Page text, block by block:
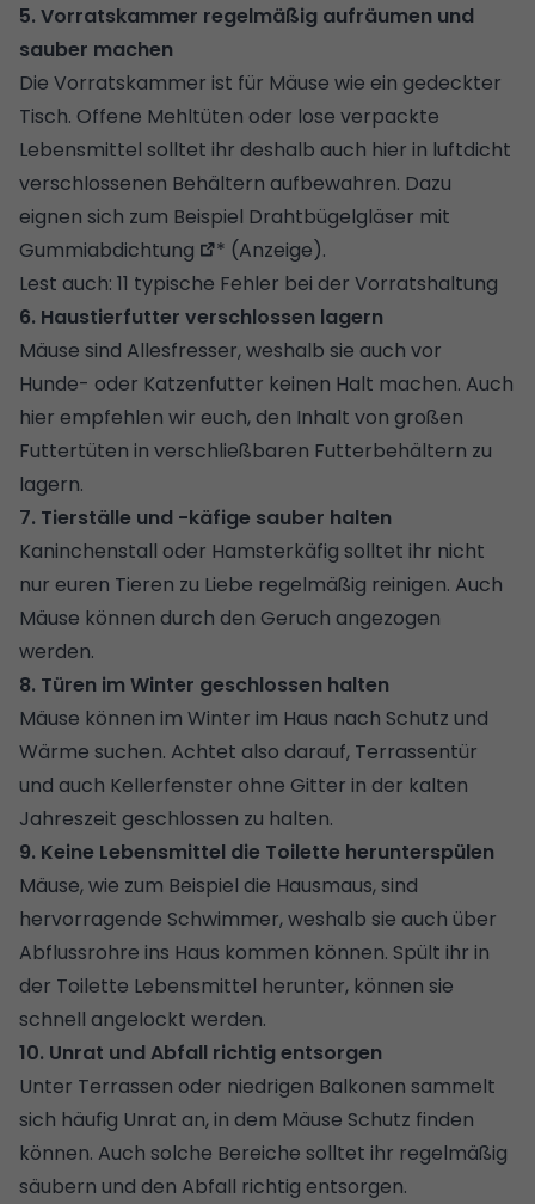
5. Vorratskammer regelmäßig aufräumen und
sauber machen
Die Vorratskammer ist für Mäuse wie ein gedeckter
Tisch. Offene Mehltüten oder lose verpackte
Lebensmittel solltet ihr deshalb auch hier in luftdicht
verschlossenen Behältern aufbewahren. Dazu
eignen sich zum Beispiel Drahtbügelgläser mit
Gummiabdichtung
* (Anzeige).
Lest auch: 11 typische Fehler bei der Vorratshaltung
6. Haustierfutter verschlossen lagern
Mäuse sind Allesfresser, weshalb sie auch vor
Hunde- oder Katzenfutter keinen Halt machen. Auch
hier empfehlen wir euch, den Inhalt von großen
Futtertüten in verschließbaren Futterbehältern zu
lagern.
7. Tierställe und -käfige sauber halten
Kaninchenstall oder Hamsterkäfig solltet ihr nicht
nur euren Tieren zu Liebe regelmäßig reinigen. Auch
Mäuse können durch den Geruch angezogen
werden.
8. Türen im Winter geschlossen halten
Mäuse können im Winter im Haus nach Schutz und
Wärme suchen. Achtet also darauf, Terrassentür
und auch Kellerfenster ohne Gitter in der kalten
Jahreszeit geschlossen zu halten.
9. Keine Lebensmittel die Toilette herunterspülen
Mäuse, wie zum Beispiel die Hausmaus, sind
hervorragende Schwimmer, weshalb sie auch über
Abflussrohre ins Haus kommen können. Spült ihr in
der Toilette Lebensmittel herunter, können sie
schnell angelockt werden.
10. Unrat und Abfall richtig entsorgen
Unter Terrassen oder niedrigen Balkonen sammelt
sich häufig Unrat an, in dem Mäuse Schutz finden
können. Auch solche Bereiche solltet ihr regelmäßig
säubern und den Abfall richtig entsorgen.